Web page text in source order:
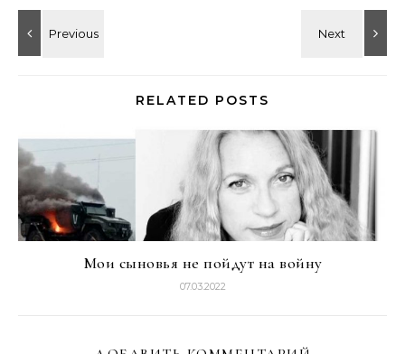
RELATED POSTS
Мои сыновья не пойдут на войну
07.03.2022